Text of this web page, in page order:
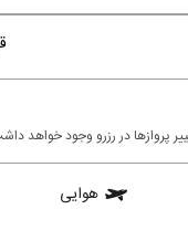
پروازها در رزرو وجود خواهد
هوایی